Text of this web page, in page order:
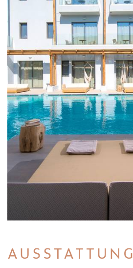
AUSSTATTUNG